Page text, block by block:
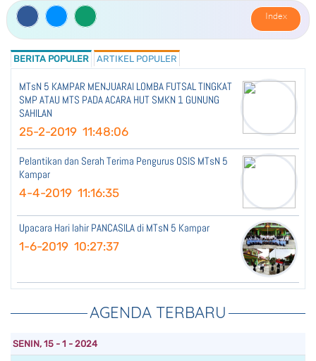
Index
BERITA POPULER ARTIKEL POPULER
MTsN 5 KAMPAR MENJUARAI LOMBA FUTSAL TINGKAT
SMP ATAU MTS PADA ACARA HUT SMKN 1 GUNUNG
SAHILAN
25-2-2019 11:48:06
Pelantikan dan Serah Terima Pengurus OSIS MTsN 5
Kampar
4-4-2019 11:16:35
Upacara Hari lahir PANCASILA di MTsN 5 Kampar
1-6-2019 10:27:37
AGENDA TERBARU
SENIN, 15 - 1 - 2024